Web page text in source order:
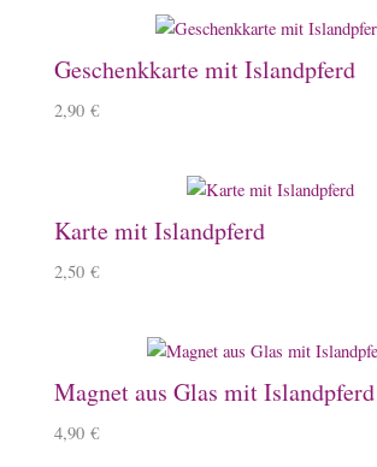
Geschenkkarte mit Islandpferd
2,90 €
Karte mit Islandpferd
2,50 €
Magnet aus Glas mit Islandpferd
4,90 €